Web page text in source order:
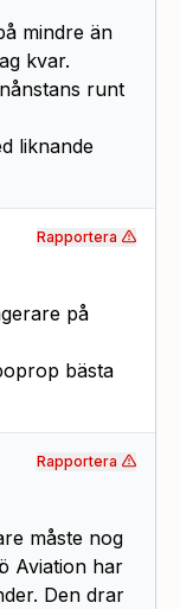
mindre än
kvar.
runt
liknande
på
bästa
Rapportera
måste nog
Aviation har
Den drar
Rapportera